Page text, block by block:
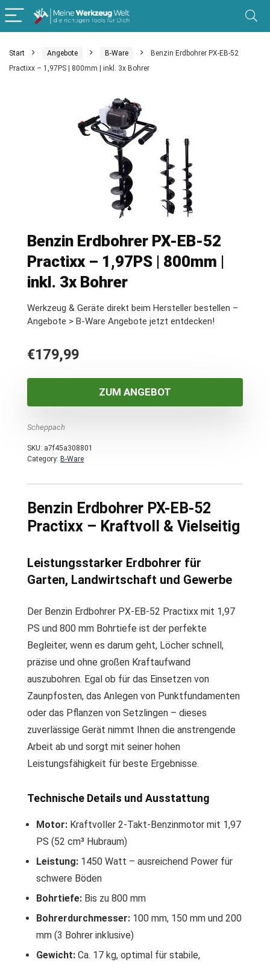
Start Angebote B-Ware
Benzin Erdbohrer PX-EB-52
Practixx – 1,97PS | 800mm | inkl. 3x Bohrer
Benzin Erdbohrer PX-EB-52
Practixx – 1,97PS | 800mm |
inkl. 3x Bohrer
Werkzeug & Geräte direkt beim Hersteller bestellen –
Angebote > B-Ware Angebote jetzt entdecken!
€179,99
ZUM ANGEBOT
Scheppach
SKU: a7f45a308801
Category: B-Ware
Benzin Erdbohrer PX-EB-52
Practixx – Kraftvoll & Vielseitig
Leistungsstarker Erdbohrer für
Garten, Landwirtschaft und Gewerbe
Der Benzin Erdbohrer PX-EB-52 Practixx mit 1,97
PS und 800 mm Bohrtiefe ist der perfekte
Begleiter, wenn es darum geht, Löcher schnell,
präzise und ohne großen Kraftaufwand
auszubohren. Egal ob für das Einsetzen von
Zaunpfosten, das Anlegen von Punktfundamenten
oder das Pflanzen von Setzlingen – dieses
zuverlässige Gerät nimmt Ihnen die anstrengende
Arbeit ab und sorgt mit seiner hohen
Leistungsfähigkeit für beste Ergebnisse.
Technische Details und Ausstattung
Motor: Kraftvoller 2-Takt-Benzinmotor mit 1,97
PS (52 cm³ Hubraum)
Leistung: 1450 Watt – ausreichend Power für
schwere Böden
Bohrtiefe: Bis zu 800 mm
Bohrerdurchmesser: 100 mm, 150 mm und 200
mm (3 Bohrer inklusive)
Gewicht: Ca. 17 kg, optimal für stabile,